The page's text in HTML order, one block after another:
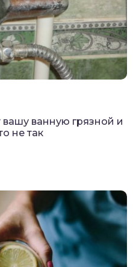
ванную грязной и
не так